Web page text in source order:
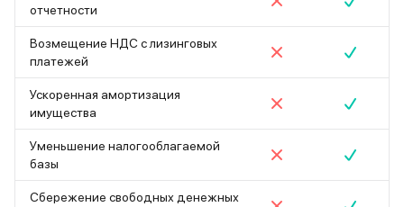
отчетности
Возмещение НДС с лизинговых
платежей
Ускоренная амортизация
имущества
Уменьшение налогооблагаемой
базы
Сбережение свободных денежных